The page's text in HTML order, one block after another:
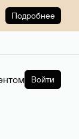
Подробнее
Войти